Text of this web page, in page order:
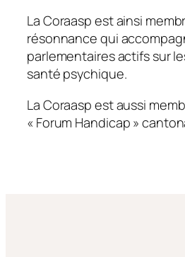
La Coraasp est ainsi
résonnance qui
parlementaires actifs sur
santé psychique.
La Coraasp est aussi
« Forum Handicap »